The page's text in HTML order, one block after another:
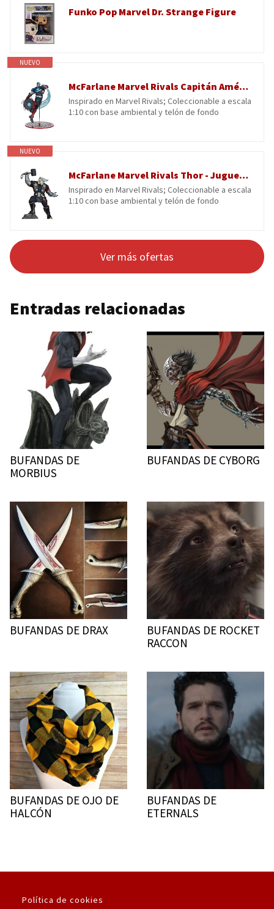
Funko Pop Marvel Dr. Strange Figure
NUEVO
McFarlane Marvel Rivals Capitán América - Juguetes coleccionables a Escala 1:10
Inspirado en Marvel Rivals; Coleccionable a escala
1:10 con base ambiental y telón de fondo
NUEVO
McFarlane Marvel Rivals Thor - Juguetes coleccionables a Escala 1:10
Inspirado en Marvel Rivals; Coleccionable a escala
1:10 con base ambiental y telón de fondo
Ver más ofertas
Entradas relacionadas
BUFANDAS DE
MORBIUS
BUFANDAS DE CYBORG
BUFANDAS DE DRAX
BUFANDAS DE ROCKET
RACCON
BUFANDAS DE OJO DE
HALCÓN
BUFANDAS DE
ETERNALS
Política de cookies